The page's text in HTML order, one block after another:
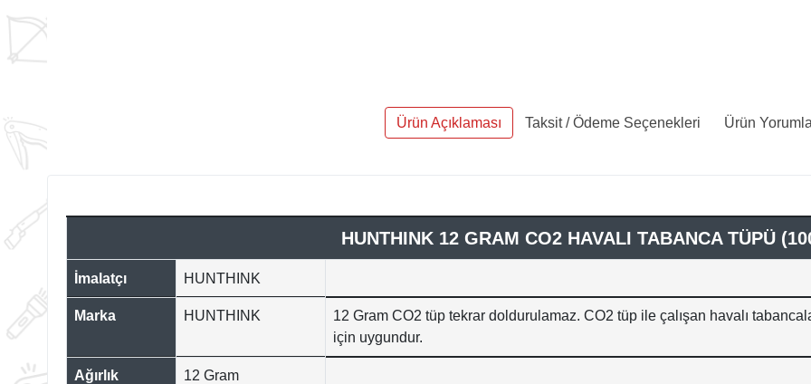
Ürün Açıklaması Taksit / Ödeme Seçenekleri Ürün
HUNTHINK 12 GRAM CO2 HAVALI TABANCA TÜPÜ
İmalatçı HUNTHINK
Marka HUNTHINK
12 Gram CO2 tüp tekrar doldurulamaz. CO2 tüp ile çalışan havalı
için uygundur.
Ağırlık 12 Gram